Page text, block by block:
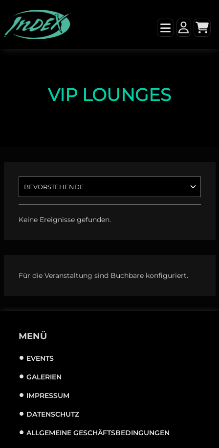
VIP LOUNGES
Keine Ereignisse gefunden.
Für die Veranstaltung sind Buchbare konfiguriert.
MENÜ
EVENTS
GALERIEN
IMPRESSUM
DATENSCHUTZ
ALLGEMEINE GESCHÄFTSBEDINGUNGEN